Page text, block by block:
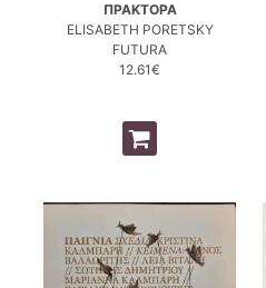
ΠΡΑΚΤΟΡΑ
ELISABETH PORETSKY
FUTURA
12.61€